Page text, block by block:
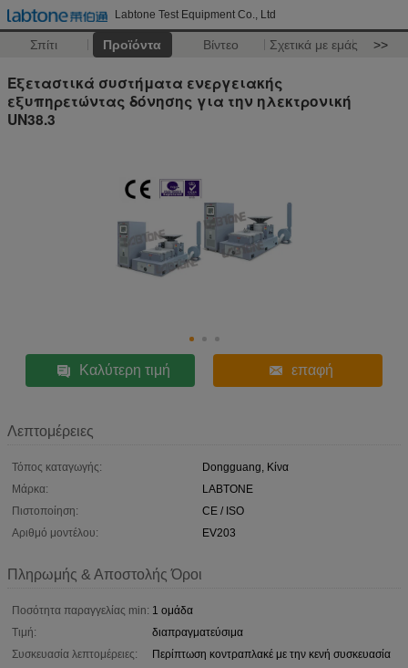
Labtone Test Equipment Co., Ltd
Σπίτι Προϊόντα Βίντεο Σχετικά με εμάς >>
Εξεταστικά συστήματα ενεργειακής
εξυπηρετώντας δόνησης για την ηλεκτρονική
UN38.3
Καλύτερη τιμή επαφή
Λεπτομέρειες
Τόπος καταγωγής:
Dongguang, Κίνα
Μάρκα:
LABTONE
Πιστοποίηση:
CE / ISO
Αριθμό μοντέλου:
EV203
Πληρωμής & Αποστολής Όροι
Ποσότητα παραγγελίας min: 1 ομάδα
Τιμή:
διαπραγματεύσιμα
Συσκευασία λεπτομέρειες:
Περίπτωση κοντραπλακέ με την κενή συσκευασία